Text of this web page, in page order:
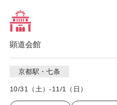
顕道会館
京都駅・七条
10/31（土）-11/1（日）